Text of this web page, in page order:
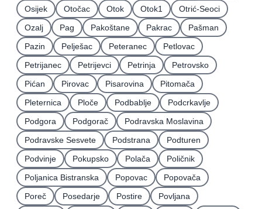
Osijek
Otočac Otok Otok1
Otrić-Seoci
Ozalj
Pag Pakoštane Pakrac
Pašman
Pazin
Pelješac Peteranec
Petlovac
Petrijanec
Petrijevci Petrinja
Petrovsko
Pićan
Pirovac Pisarovina
Pitomača
Pleternica
Ploče Podbablje
Podcrkavlje
Podgora
Podgorač
Podravska Moslavina
Podravske Sesvete
Podstrana
Podturen
Podvinje
Pokupsko Polača
Poličnik
Poljanica Bistranska
Popovac
Popovača
Poreč
Posedarje Postire
Povljana